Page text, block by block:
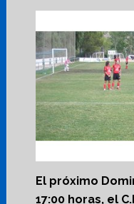
El próximo
17:00 horas, el